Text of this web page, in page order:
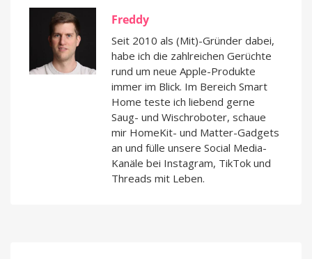
Freddy
Seit 2010 als (Mit)-Gründer dabei,
habe ich die zahlreichen Gerüchte
rund um neue Apple-Produkte
immer im Blick. Im Bereich Smart
Home teste ich liebend gerne
Saug- und Wischroboter, schaue
mir HomeKit- und Matter-Gadgets
an und fülle unsere Social Media-
Kanäle bei Instagram, TikTok und
Threads mit Leben.